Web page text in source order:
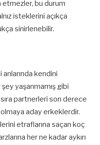
etmezler, bu durum
isteklerini açıkça
sinirlenebilir.
kendini
yaşanmamış gibi
sıra partnerleri son derece
olmaya aday erkeklerdir.
etraflarına saçan koç
her ne kadar aykırı